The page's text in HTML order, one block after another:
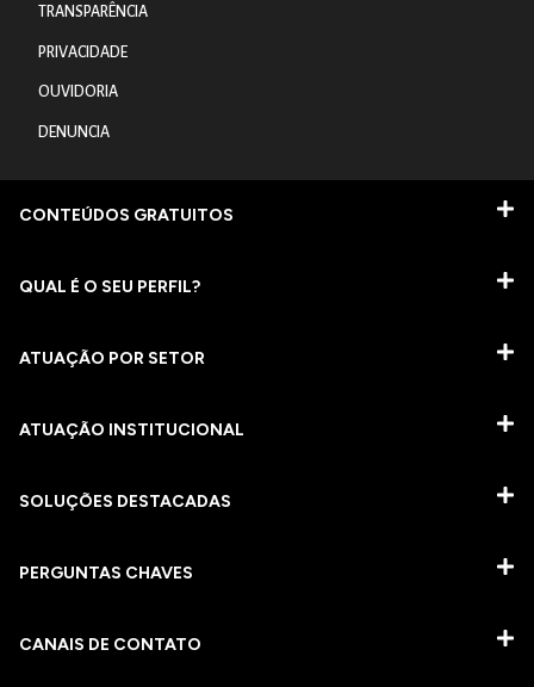
TRANSPARÊNCIA
PRIVACIDADE
OUVIDORIA
DENUNCIA
CONTEÚDOS GRATUITOS
QUAL É O SEU PERFIL?
ATUAÇÃO POR SETOR
ATUAÇÃO INSTITUCIONAL
SOLUÇÕES DESTACADAS
PERGUNTAS CHAVES​
CANAIS DE CONTATO